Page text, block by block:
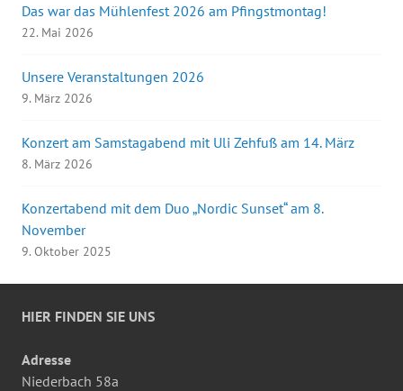
Das war das Mühlenfest 2026 am Pfingstmontag!
22. Mai 2026
Unsere Veranstaltungen 2026
9. März 2026
Konzert am Samstagabend mit Uli Zehfuß am 14. März
8. März 2026
Konzertabend mit dem Duo „Nordic Sunset“ am 8.
November
9. Oktober 2025
HIER FINDEN SIE UNS
Adresse
Niederbach 58a